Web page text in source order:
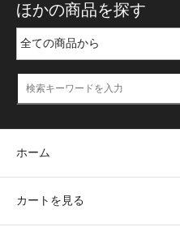
ほかの商品を探す
ホーム
カートを見る